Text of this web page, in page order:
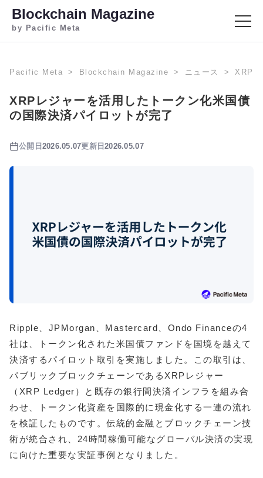
Blockchain Magazine
by Pacific Meta
Pacific Meta Blockchain Magazine ニュース XRPレ
XRPレジャーを活用したトークン化米国債
の国際決済パイロットが完了
公開日 2026.05.07更新日2026.05.07
Ripple、JPMorgan、Mastercard、Ondo Financeの4
社は、トークン化された米国債ファンドを国境を越えて
決済するパイロット取引を実施しました。この取引は、
パブリックブロックチェーンであるXRPレジャー
（XRP Ledger）と既存の銀行間決済インフラを組み合
わせ、トークン化資産を国際的に現金化する一連の流れ
を検証したものです。伝統的金融とブロックチェーン技
術が統合され、24時間稼働可能なグローバル決済の実現
に向けた重要な実証事例となりました。